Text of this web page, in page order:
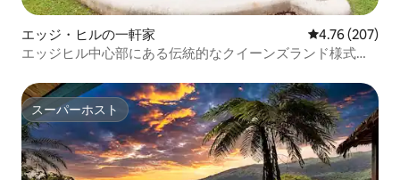
エッジ・ヒルの一軒家 レビュー207
4.76 (207)
エッジヒル中心部にある伝統的なクイーンズランド様式の
スーパーホスト
スーパーホスト